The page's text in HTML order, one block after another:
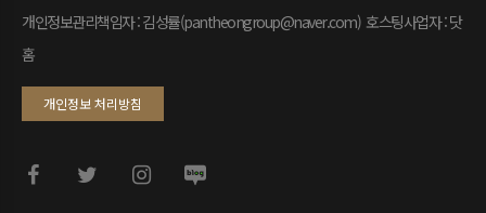
개인정보관리책임자 : 김성률(pantheongroup@naver.com) 호스팅사업자 : 닷
홈
개인정보 처리방침